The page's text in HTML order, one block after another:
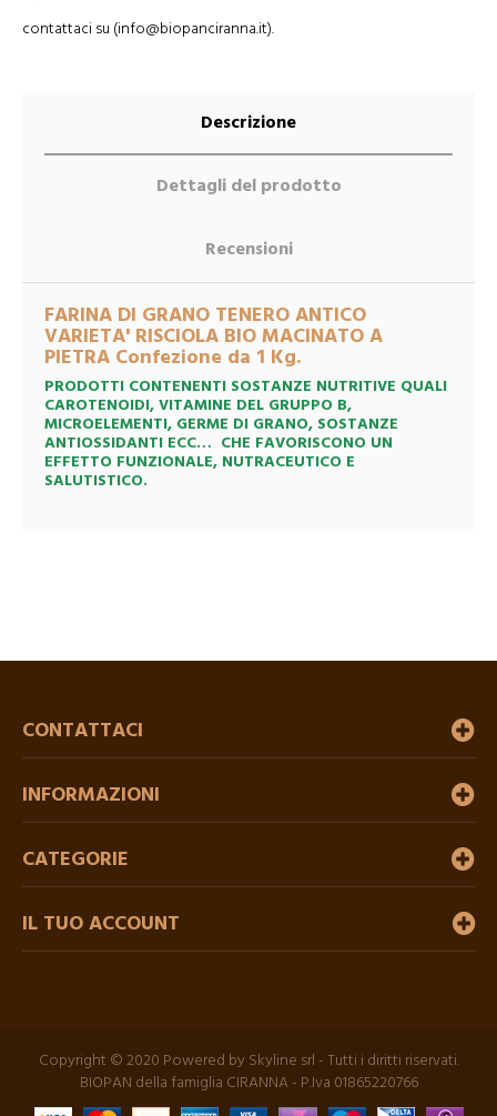
contattaci su (info@biopanciranna.it).
Descrizione
Dettagli del prodotto
Recensioni
FARINA DI GRANO TENERO ANTICO
VARIETA' RISCIOLA BIO MACINATO A
PIETRA Confezione da 1 Kg.
PRODOTTI CONTENENTI SOSTANZE NUTRITIVE QUALI
CAROTENOIDI, VITAMINE DEL GRUPPO B,
MICROELEMENTI, GERME DI GRANO, SOSTANZE
ANTIOSSIDANTI ECC… CHE FAVORISCONO UN
EFFETTO FUNZIONALE, NUTRACEUTICO E
SALUTISTICO.
CONTATTACI
INFORMAZIONI
CATEGORIE
IL TUO ACCOUNT
Copyright © 2020 Powered by Skyline srl - Tutti i diritti riservati.
BIOPAN della famiglia CIRANNA - P.Iva 01865220766